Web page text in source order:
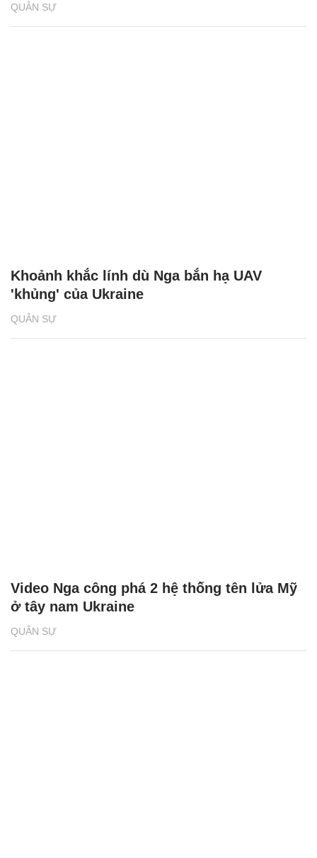
QUÂN SỰ
QUÂN SỰ
Khoảnh khắc lính dù Nga bắn hạ UAV
'khủng' của Ukraine
QUÂN SỰ
Video Nga công phá 2 hệ thống tên lửa Mỹ
ở tây nam Ukraine